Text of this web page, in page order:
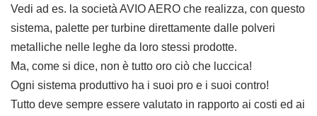
Vedi ad es. la società AVIO AERO che realizza, con questo
sistema, palette per turbine direttamente dalle polveri
metalliche nelle leghe da loro stessi prodotte.
Ma, come si dice, non è tutto oro ciò che luccica!
Ogni sistema produttivo ha i suoi pro e i suoi contro!
Tutto deve sempre essere valutato in rapporto ai costi ed ai